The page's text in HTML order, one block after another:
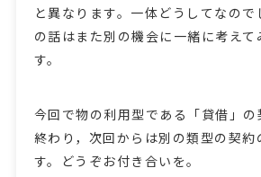
と異なります。一体どうしてなの
の話はまた別の機会に一緒に考えて
す。
今回で物の利用型である「貸借」
終わり，次回からは別の類型の契約
す。どうぞお付き合いを。